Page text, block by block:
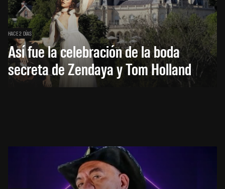
HACE 2 DÍAS
Así fue la celebración de la boda
secreta de Zendaya y Tom Holland